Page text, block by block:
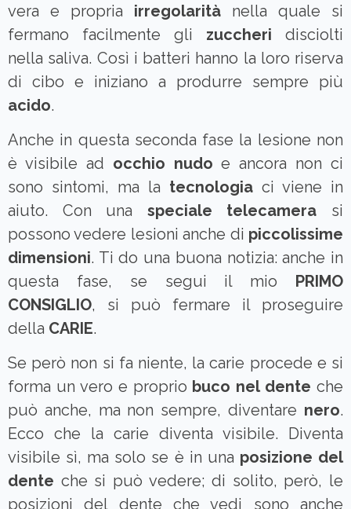
vera e propria irregolarità nella quale si
fermano facilmente gli zuccheri disciolti
nella saliva. Così i batteri hanno la loro riserva
di cibo e iniziano a produrre sempre più
acido.
Anche in questa seconda fase la lesione non
è visibile ad occhio nudo e ancora non ci
sono sintomi, ma la tecnologia ci viene in
aiuto. Con una speciale telecamera si
possono vedere lesioni anche di piccolissime
dimensioni. Ti do una buona notizia: anche in
questa fase, se segui il mio PRIMO
CONSIGLIO, si può fermare il proseguire
della CARIE.
Se però non si fa niente, la carie procede e si
forma un vero e proprio buco nel dente che
può anche, ma non sempre, diventare nero.
Ecco che la carie diventa visibile. Diventa
visibile sì, ma solo se è in una posizione del
dente che si può vedere; di solito, però, le
posizioni del dente che vedi sono anche